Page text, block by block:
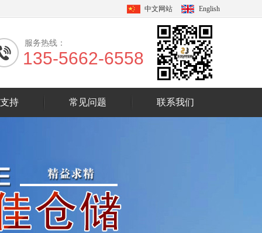
中文网站 English
服务热线：
135-5662-6558
持 常见问题 联系我们